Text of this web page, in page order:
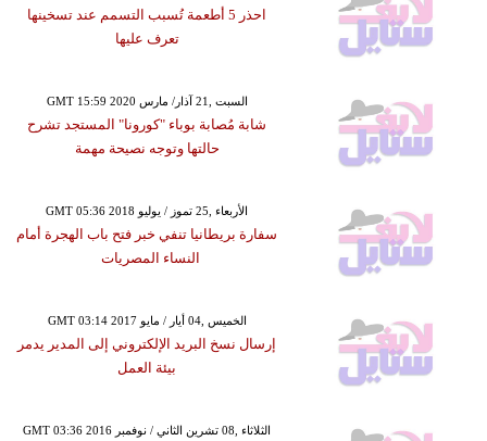
احذر 5 أطعمة تُسبب التسمم عند تسخينها
تعرف عليها
GMT 15:59 2020 السبت ,21 آذار/ مارس
شابة مُصابة بوباء "كورونا" المستجد تشرح
حالتها وتوجه نصيحة مهمة
GMT 05:36 2018 الأربعاء ,25 تموز / يوليو
سفارة بريطانيا تنفي خبر فتح باب الهجرة أمام
النساء المصريات
GMT 03:14 2017 الخميس ,04 أيار / مايو
إرسال نسخ البريد الإلكتروني إلى المدير يدمر
بيئة العمل
GMT 03:36 2016 الثلاثاء ,08 تشرين الثاني / نوفمبر